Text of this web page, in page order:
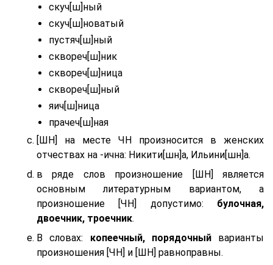
скуч[ш]ный
скуч[ш]новатый
пустяч[ш]ный
сквореч[ш]ник
сквореч[ш]ница
сквореч[ш]ный
яич[ш]ница
прачеч[ш]ная
[ШН] на месте ЧН произносится в женских
отчествах на -ична: Никити[шн]а, Ильини[шн]а.
в ряде слов произношение [ШН] является
основным литературным вариантом, а
произношение [ЧН] допустимо: булочная,
двоечник, троечник.
В словах: копеечный, порядочныйварианты
произношения [ЧН] и [ШН] равноправны.